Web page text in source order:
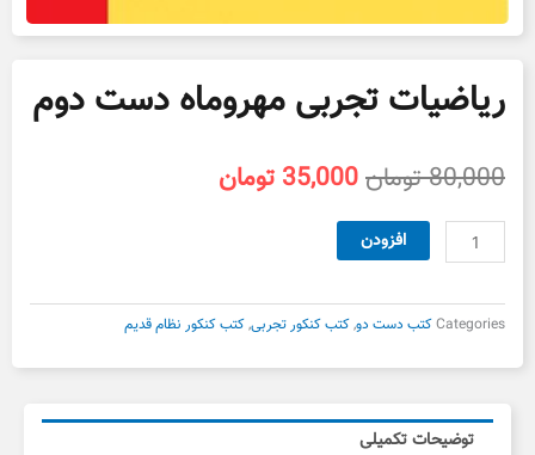
ریاضیات تجربی مهروماه دست دوم
80,000تومانقیمت
بود.
35,000 تومان
ریاضیات
تجربی
دست
عدد
افزودن
Categoriesکتب دست دو,کتب کنکور تجربی,کتب کنکور نظام قدیم
توضیحات تکمیلی